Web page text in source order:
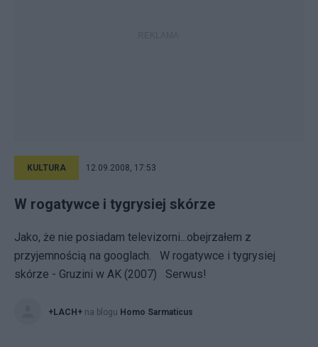
KULTURA 12.09.2008, 17:53
W rogatywce i tygrysiej skórze
Jako, że nie posiadam televizorni...obejrzałem z
przyjemnością na googlach. W rogatywce i tygrysiej
skórze - Gruzini w AK (2007) Serwus!
+LACH+ na blogu Homo Sarmaticus